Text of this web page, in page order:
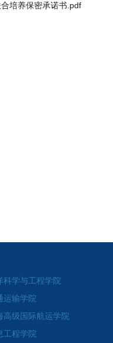
培养保密承诺书.pdf
科学与工程学院
运输学院
高级国际航运学院
工程学院